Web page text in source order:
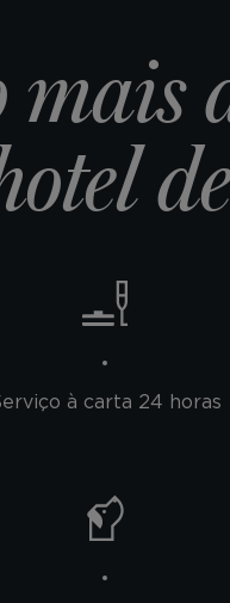
mais
à carta 24 horas